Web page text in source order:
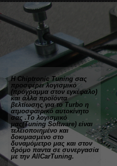
H Chiptronic Tuning σας
προσφέρει λογισμικό
(πρόγραμμα στον εγκέφαλο)
και άλλα προϊόντα
βελτίωσης για το Turbo η
ατμοσφαιρικό αυτοκίνητο
σας .Το λογισμικό
μας(Tuning Software) είναι
τελειοποιημένο και
δοκιμασμένο στο
δυναμόμετρο μας και στον
δρόμο παντα σε συνεργασία
με την AllCarTuning.